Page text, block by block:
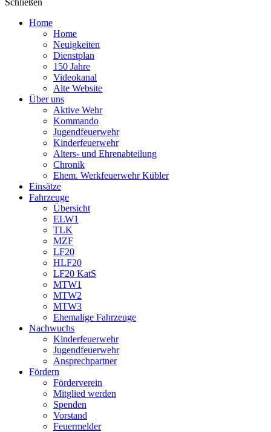
Schließen
Home
Home
Neuigkeiten
Dienstplan
150 Jahre
Videokanal
Alte Website
Über uns
Aktive Wehr
Kommando
Jugendfeuerwehr
Kinderfeuerwehr
Alters- und Ehrenabteilung
Chronik
Ehem. Werkfeuerwehr Kübler
Einsätze
Fahrzeuge
Übersicht
ELW1
TLK
MZF
LF20
HLF20
LF20 KatS
MTW1
MTW2
MTW3
Ehemalige Fahrzeuge
Nachwuchs
Kinderfeuerwehr
Jugendfeuerwehr
Ansprechpartner
Fördern
Förderverein
Mitglied werden
Spenden
Vorstand
Feuermelder